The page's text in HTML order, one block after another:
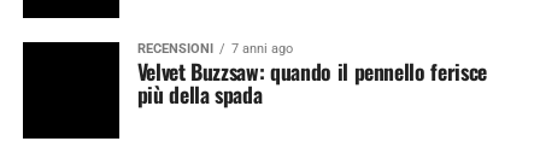
RECENSIONI 7 anni ago
Velvet Buzzsaw: quando il pennello ferisce
più della spada